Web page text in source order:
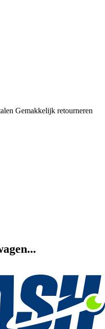
Gemakkelijk retourneren